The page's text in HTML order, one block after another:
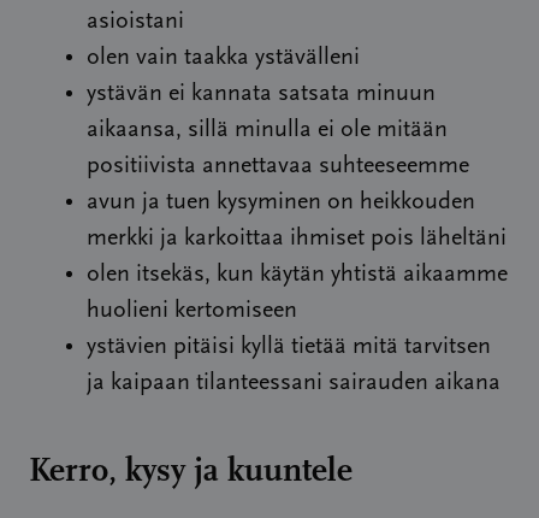
asioistani
olen vain taakka ystävälleni
ystävän ei kannata satsata minuun
aikaansa, sillä minulla ei ole mitään
positiivista annettavaa suhteeseemme
avun ja tuen kysyminen on heikkouden
merkki ja karkoittaa ihmiset pois läheltäni
olen itsekäs, kun käytän yhtistä aikaamme
huolieni kertomiseen
ystävien pitäisi kyllä tietää mitä tarvitsen
ja kaipaan tilanteessani sairauden aikana
Kerro, kysy ja kuuntele